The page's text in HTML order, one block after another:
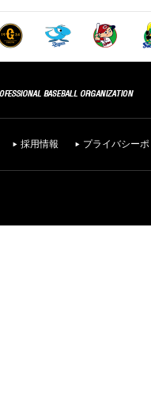
採用情報 プライバシー